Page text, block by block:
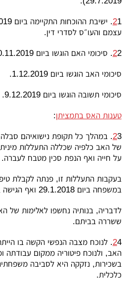
2
עצמם והעו״ס לסדרי דין.
22. סיכומי האם הוגשו ביום 10.11.2019.
סיכומי האב הוגשו ביום 1.12.2019.
סיכומי תשובה הוגשו ביום 9.12.2019.
טענות האס בתמציתן:
23. במהלך כל תקופת נישואיהם
של האב כלפיה שכללה התעללות
על חייה ואף הנפת סכין מטבח לעברה.
בעקבות התעללות זו, פנתה לקבלת
במשפחה ביום 29.1.2018 ואף הגישה בקשות למתן צו הגנה.
לדבריה, בנותיה נחשפו לאלימות של
ששררה בביתם.
24. לנוכח מצבה הנפשי הקשה בו
האב, ולנוכח פיטוריה ממקום עבודתה
בשכירות, נזקקה היא לסביבה
כלכלית.